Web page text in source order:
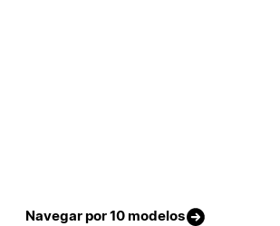
Navegar por 10 modelos